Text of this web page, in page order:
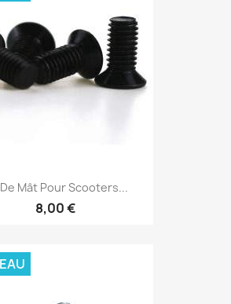
Mât Pour Scooters...
8,00 €